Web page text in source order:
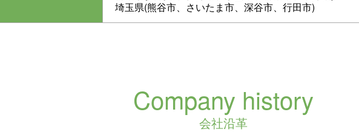
埼玉県(熊谷市、さいたま市、深谷市、行田市)
Company history
会社沿革